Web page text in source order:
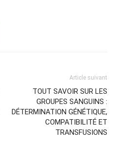
Article suivant
TOUT SAVOIR SUR LES
GROUPES SANGUINS :
DÉTERMINATION GÉNÉTIQUE,
COMPATIBILITÉ ET
TRANSFUSIONS